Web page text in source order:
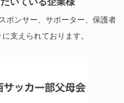
ポンサー、サポーター、保護者
支えられております。